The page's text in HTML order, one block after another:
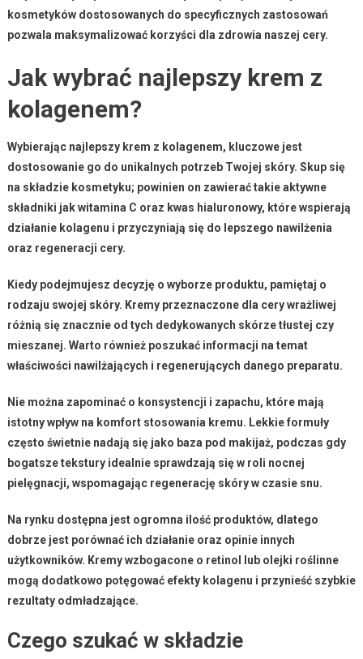
kosmetyków dostosowanych do specyficznych zastosowań
pozwala maksymalizować korzyści dla zdrowia naszej cery.
Jak wybrać najlepszy krem z
kolagenem?
Wybierając najlepszy krem z kolagenem, kluczowe jest
dostosowanie go do unikalnych potrzeb Twojej skóry. Skup się
na składzie kosmetyku; powinien on zawierać takie aktywne
składniki jakwitamina C oraz kwas hialuronowy, które wspierają
działanie kolagenu i przyczyniają się do lepszego nawilżenia
oraz regeneracji cery.
Kiedy podejmujesz decyzję o wyborze produktu, pamiętaj o
rodzaju swojej skóry. Kremy przeznaczone dla cery wrażliwej
różnią się znacznie od tych dedykowanych skórze tłustej czy
mieszanej. Warto również poszukać informacji na temat
właściwości nawilżających i regenerujących danego preparatu.
Nie można zapominać o konsystencji i zapachu, które mają
istotny wpływ na komfort stosowania kremu. Lekkie formuły
często świetnie nadają się jako baza pod makijaż, podczas gdy
bogatsze tekstury idealnie sprawdzają się w roli nocnej
pielęgnacji, wspomagając regenerację skóry w czasie snu.
Na rynku dostępna jest ogromna ilość produktów, dlatego
dobrze jest porównać ich działanie oraz opinie innych
użytkowników. Kremy wzbogacone o retinol lub olejki roślinne
mogą dodatkowo potęgować efekty kolagenu i przynieść szybkie
rezultaty odmładzające.
Czego szukać w składzie